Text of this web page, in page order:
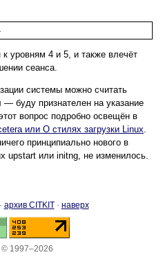
уровням 4 и 5, и также влечёт
сеанса.
системы можно считать
буду признателен на указание
вопрос подробно освещён в
или О стилях загрузки Linux.
принципиально нового в
upstart или initng, не изменилось.
архив CITKIT· наверх
© 1997–2026